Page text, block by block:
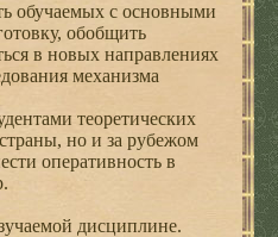
обучаемых с основными
обобщить
в новых направлениях
механизма
теоретических
но и за рубежом
оперативность в
дисциплине.